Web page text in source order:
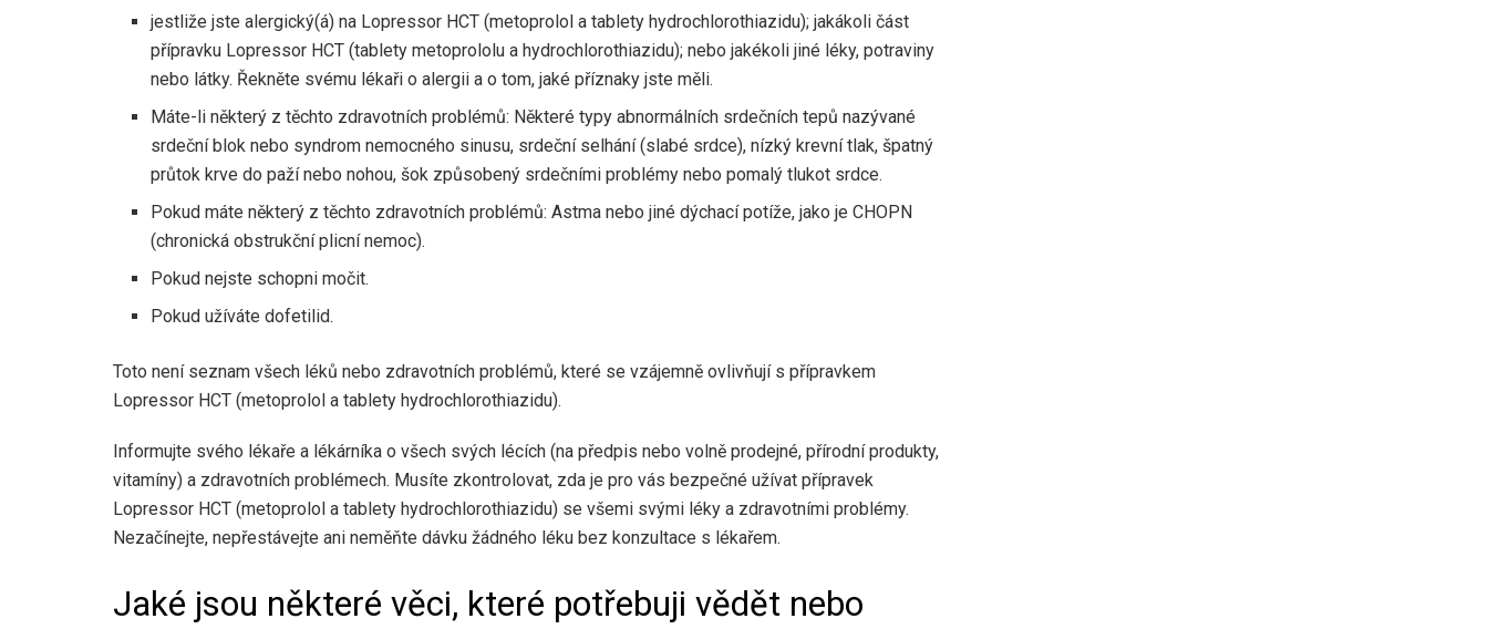
jestliže jste alergický(á) na Lopressor HCT (metoprolol a tablety hydrochlorothiazidu); jakákoli část
přípravku Lopressor HCT (tablety metoprololu a hydrochlorothiazidu); nebo jakékoli jiné léky, potraviny
nebo látky. Řekněte svému lékaři o alergii a o tom, jaké příznaky jste měli.
Máte-li některý z těchto zdravotních problémů: Některé typy abnormálních srdečních tepů nazývané
srdeční blok nebo syndrom nemocného sinusu, srdeční selhání (slabé srdce), nízký krevní tlak, špatný
průtok krve do paží nebo nohou, šok způsobený srdečními problémy nebo pomalý tlukot srdce.
Pokud máte některý z těchto zdravotních problémů: Astma nebo jiné dýchací potíže, jako je CHOPN
(chronická obstrukční plicní nemoc).
Pokud nejste schopni močit.
Pokud užíváte dofetilid.
Toto není seznam všech léků nebo zdravotních problémů, které se vzájemně ovlivňují s přípravkem
Lopressor HCT (metoprolol a tablety hydrochlorothiazidu).
Informujte svého lékaře a lékárníka o všech svých lécích (na předpis nebo volně prodejné, přírodní produkty,
vitamíny) a zdravotních problémech. Musíte zkontrolovat, zda je pro vás bezpečné užívat přípravek
Lopressor HCT (metoprolol a tablety hydrochlorothiazidu) se všemi svými léky a zdravotními problémy.
Nezačínejte, nepřestávejte ani neměňte dávku žádného léku bez konzultace s lékařem.
Jaké jsou některé věci, které potřebuji vědět nebo